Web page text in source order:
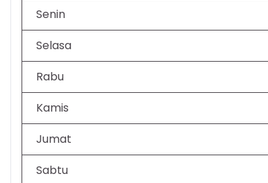
Senin
Selasa
Rabu
Kamis
Jumat
Sabtu